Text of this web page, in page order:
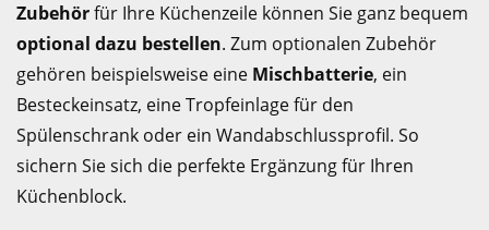
Zubehörfür Ihre Küchenzeile können Sie ganz bequem
optional dazu bestellen. Zum optionalen Zubehör
gehören beispielsweise eine Mischbatterie, ein
Besteckeinsatz, eine Tropfeinlage für den
Spülenschrank oder ein Wandabschlussprofil. So
sichern Sie sich die perfekte Ergänzung für Ihren
Küchenblock.